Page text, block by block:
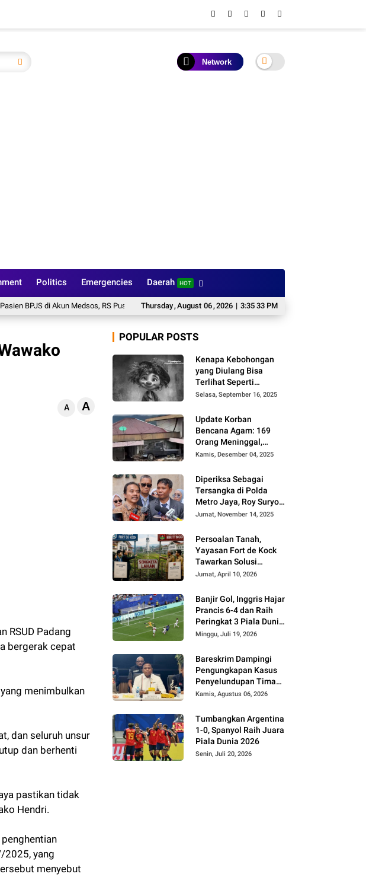
Network
Politics Emergencies Daerah HOT
Thursday,August 06,2026 | 3:35 34 PM
BPJS di Akun Medsos, RS Pusri Pecat Dokter Tamara Bareskrim Dampingi Pengungkapan Kasus
A A
RSUD Padang
bergerak cepat
menimbulkan
dan seluruh unsur
dan berhenti
pastikan tidak
Hendri.
2025, yang
menyebut
POPULAR POSTS
Kenapa Kebohongan
yang Diulang Bisa
Terlihat Seperti
Kebenaran, Ini
Selasa, September 16, 2025
Update Korban
Bencana Agam: 169
Orang Meninggal,
Belum Ditemukan 86
Kamis, Desember 04, 2025
Diperiksa Sebagai
Tersangka di Polda
Metro Jaya, Roy Suryo
Cs Tidak Ditahan
Jumat, November 14, 2025
Persoalan Tanah,
Yayasan Fort de Kock
Tawarkan Solusi
Alternatif Kepada
Jumat, April 10, 2026
Banjir Gol, Inggris Hajar
Prancis 6-4 dan Raih
Peringkat 3 Piala Dunia
2026
Minggu, Juli 19, 2026
Bareskrim Dampingi
Pengungkapan Kasus
Penyelundupan Timah
dari Babel ke Malaysia
Kamis, Agustus 06, 2026
Tumbangkan Argentina
1-0, Spanyol Raih Juara
Piala Dunia 2026
Senin, Juli 20, 2026